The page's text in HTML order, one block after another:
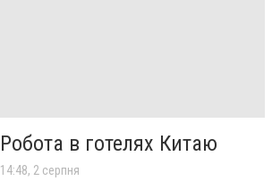
Робота в готелях Китаю
14:48, 2 серпня